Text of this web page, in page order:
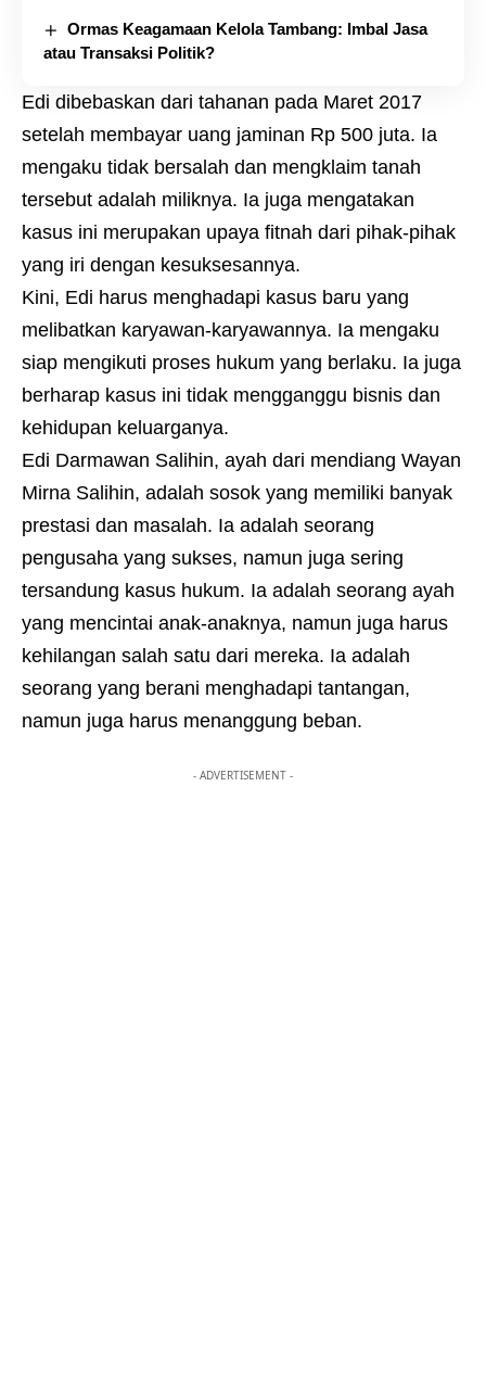
Ormas Keagamaan Kelola Tambang: Imbal Jasa
atau Transaksi Politik?
Edi dibebaskan dari tahanan pada Maret 2017
setelah membayar uang jaminan Rp 500 juta. Ia
mengaku tidak bersalah dan mengklaim tanah
tersebut adalah miliknya. Ia juga mengatakan
kasus ini merupakan upaya fitnah dari pihak-pihak
yang iri dengan kesuksesannya.
Kini, Edi harus menghadapi kasus baru yang
melibatkan karyawan-karyawannya. Ia mengaku
siap mengikuti proses hukum yang berlaku. Ia juga
berharap kasus ini tidak mengganggu bisnis dan
kehidupan keluarganya.
Edi Darmawan Salihin, ayah dari mendiang Wayan
Mirna Salihin, adalah sosok yang memiliki banyak
prestasi dan masalah. Ia adalah seorang
pengusaha yang sukses, namun juga sering
tersandung kasus hukum. Ia adalah seorang ayah
yang mencintai anak-anaknya, namun juga harus
kehilangan salah satu dari mereka. Ia adalah
seorang yang berani menghadapi tantangan,
namun juga harus menanggung beban.
- ADVERTISEMENT -